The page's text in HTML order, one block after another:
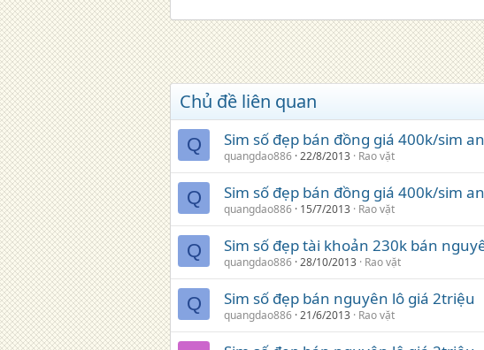
Chủ đề liên quan
Q Sim số đẹp bán đồng giá 400k/sim
quangdao886 22/8/2013 Rao vặt
Q Sim số đẹp bán đồng giá 400k/sim
quangdao886 15/7/2013 Rao vặt
Q Sim số đẹp tài khoản 230k bán
quangdao886 28/10/2013 Rao vặt
Q Sim số đẹp bán nguyên lô giá 2triệu
quangdao886 21/6/2013 Rao vặt